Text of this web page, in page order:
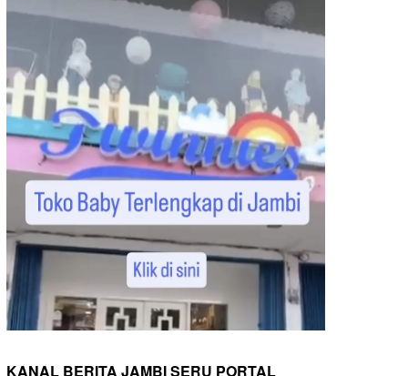
KANAL BERITA JAMBI SERU PORTAL